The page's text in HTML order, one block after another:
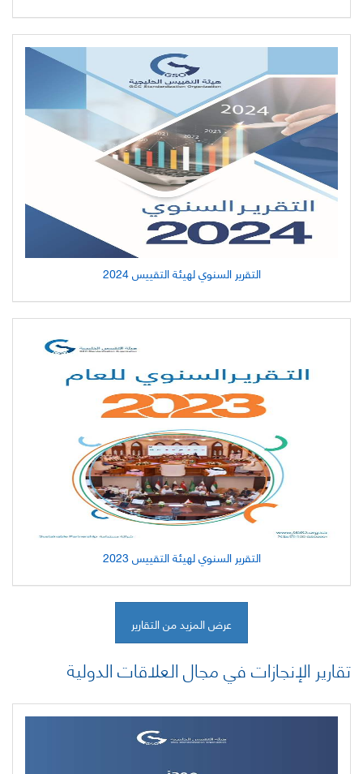
التقرير السنوي لهيئة التقييس 2024
التقرير السنوي لهيئة التقييس 2023
عرض المزيد من التقارير
تقارير الإنجازات في مجال العلاقات الدولية